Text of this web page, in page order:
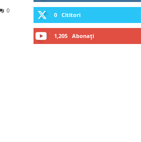
0
0 Cititori
1,205 Abonați